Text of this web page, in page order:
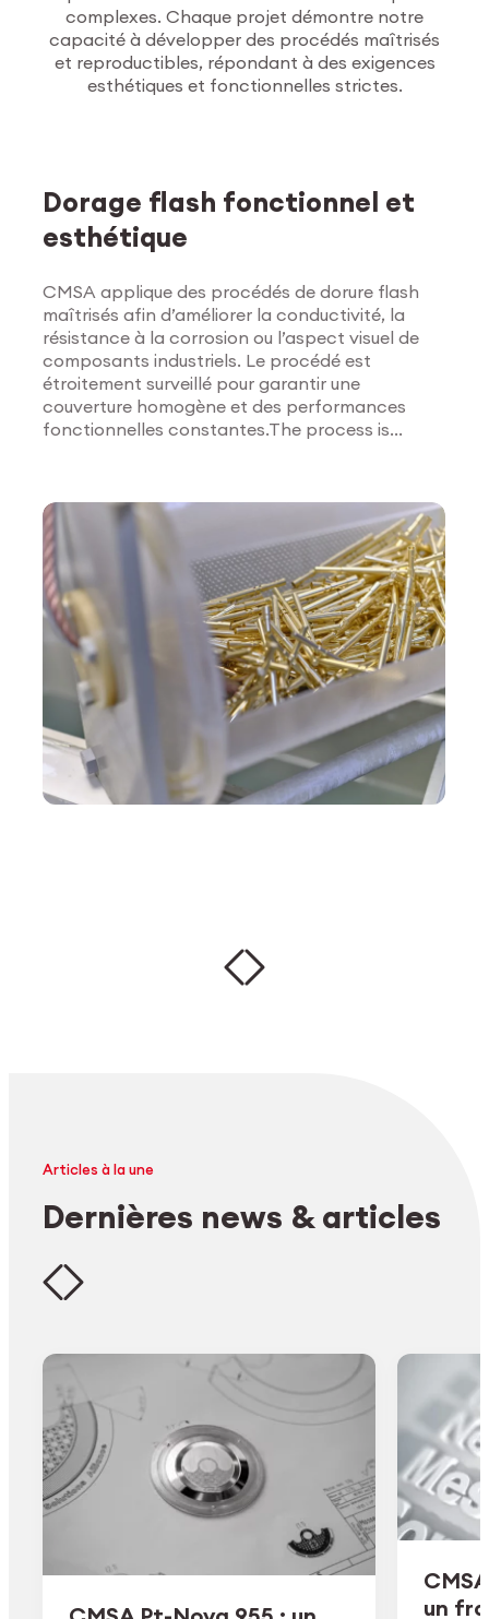
surface
Explorer les traitements
complexes. Chaque projet démontre notre
capacité à développer des procédés maîtrisés
et reproductibles, répondant à des exigences
esthétiques et fonctionnelles strictes.
Dorage flash fonctionnel et
esthétique
CMSA applique des procédés de dorure flash
maîtrisés afin d’améliorer la conductivité, la
résistance à la corrosion ou l’aspect visuel de
composants industriels. Le procédé est
étroitement surveillé pour garantir une
couverture homogène et des performances
fonctionnelles constantes.The process is
Articles à la une
Dernières news & articles
un